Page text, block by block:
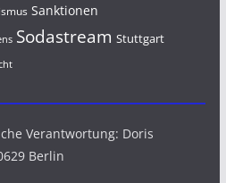
Sanktionen
Sodastream Stuttgart
Verantwortung: Doris
Berlin